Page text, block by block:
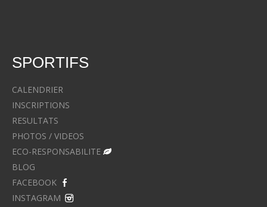
SPORTIFS
CALENDRIER
INSCRIPTIONS
RESULTATS
PHOTOS / VIDEOS
ECO-RESPONSABILITE
BLOG
FACEBOOK
INSTAGRAM